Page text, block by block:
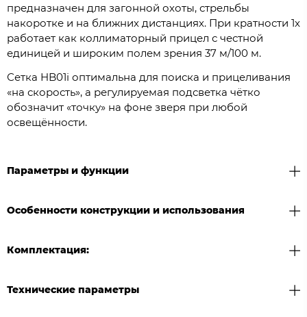
предназначен для загонной охоты, стрельбы
накоротке и на ближних дистанциях. При кратности 1x
работает как коллиматорный прицел с честной
единицей и широким полем зрения 37 м/100 м.
Сетка HB01i оптимальна для поиска и прицеливания
«на скорость», а регулируемая подсветка чётко
обозначит «точку» на фоне зверя при любой
освещённости.
Параметры и функции
Особенности конструкции и использования
Комплектация:
Технические параметры